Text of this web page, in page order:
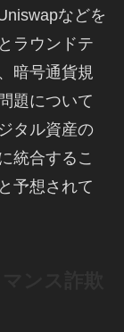
などを
ラウンドテ
暗号通貨規
題について
タル資産の
統合するこ
予想されて